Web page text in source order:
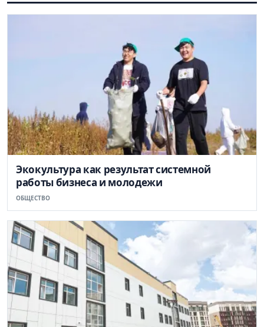
Экокультура как результат системной
работы бизнеса и молодежи
ОБЩЕСТВО